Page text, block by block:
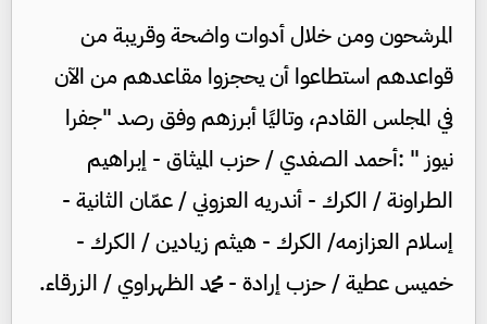
المرشحون ومن خلال أدوات واضحة وقريبة من
قواعدهم استطاعوا أن يحجزوا مقاعدهم من الآن
في المجلس القادم، وتاليًا أبرزهم وفق رصد "جفرا
نيوز " :أحمد الصفدي / حزب الميثاق - إبراهيم
الطراونة / الكرك - أندريه العزوني / عمّان الثانية -
إسلام العزازمه/ الكرك - هيثم زيادين / الكرك -
خميس عطية / حزب إرادة - محمد الظهراوي / الزرقاء.